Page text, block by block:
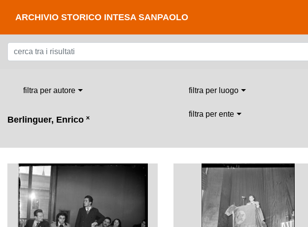
ARCHIVIO STORICO INTESA SANPAOLO
filtra per autore filtra per luogo
Berlinguer, Enrico ˟
filtra per ente